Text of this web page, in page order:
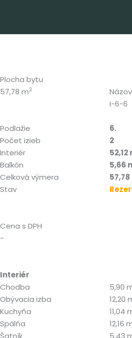
Plocha bytu
57,78 m2
I-6-6
Podlažie
6.
Počet izieb
2
Interiér
52,12
Balkón 5,66
Celková výmera
Stav
Cena s DPH
-
Interiér
Chodba
5,90
Obývacia izba 12,20
Kuchyňa 11,04
Spálňa 12,16
Šatník 5,43